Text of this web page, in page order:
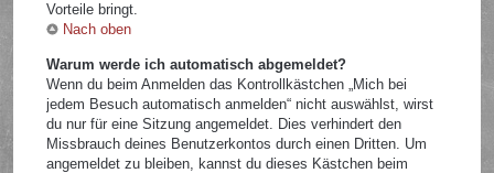
Vorteile bringt.
Nach oben
Warum werde ich automatisch abgemeldet?
Wenn du beim Anmelden das Kontrollkästchen „Mich bei
jedem Besuch automatisch anmelden“ nicht auswählst, wirst
du nur für eine Sitzung angemeldet. Dies verhindert den
Missbrauch deines Benutzerkontos durch einen Dritten. Um
angemeldet zu bleiben, kannst du dieses Kästchen beim